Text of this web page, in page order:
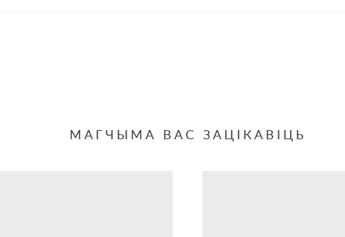
МАГЧЫМА ВАС ЗАЦІКАВІЦЬ